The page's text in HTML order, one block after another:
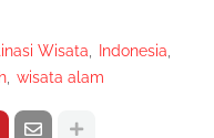
Wisata
Indonesia
wisata alam